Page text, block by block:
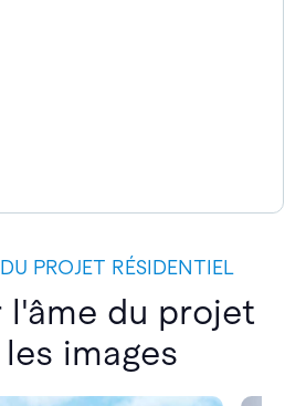
PROJET RÉSIDENTIEL
l'âme du projet
images